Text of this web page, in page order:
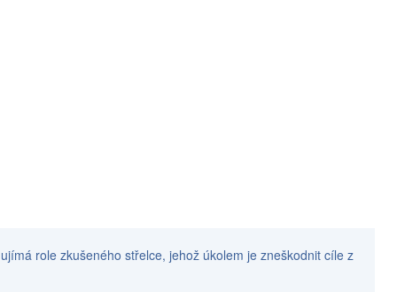
role zkušeného střelce, jehož úkolem je zneškodnit cíle z